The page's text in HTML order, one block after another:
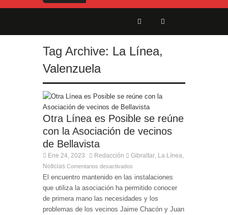
Angelo Cerisola como Director Ejecutivo del
El alcalde felicita a Sara, que con 14 años ha
obtenido el nivel de inglés C2
El Ministro Feetham refuerza la presencia
Canadá
Entrega de la Medalla de la Policía del Territorio
Presentado el IV Torneo de Fútbol Senior Alcalde
de San Roque, que se disputa la semana
próxima
Tag Archive: La Línea,
Valenzuela
Otra Línea es Posible se reúne
con la Asociación de vecinos
de Bellavista
Ene 24, 2023 Redacción Gibraltar La Línea
Noticias Comentarios desactivados
El encuentro mantenido en las instalaciones
que utiliza la asociación ha permitido conocer
de primera mano las necesidades y los
problemas de los vecinos Jaime Chacón y Juan